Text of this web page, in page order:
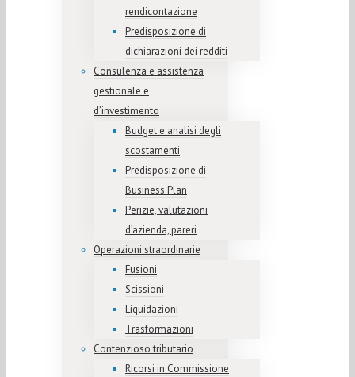
rendicontazione
Predisposizione di
dichiarazioni dei redditi
Consulenza e assistenza
gestionale e
d’investimento
Budget e analisi degli
scostamenti
Predisposizione di
Business Plan
Perizie, valutazioni
d’azienda, pareri
Operazioni straordinarie
Fusioni
Scissioni
Liquidazioni
Trasformazioni
Contenzioso tributario
Ricorsi in Commissione